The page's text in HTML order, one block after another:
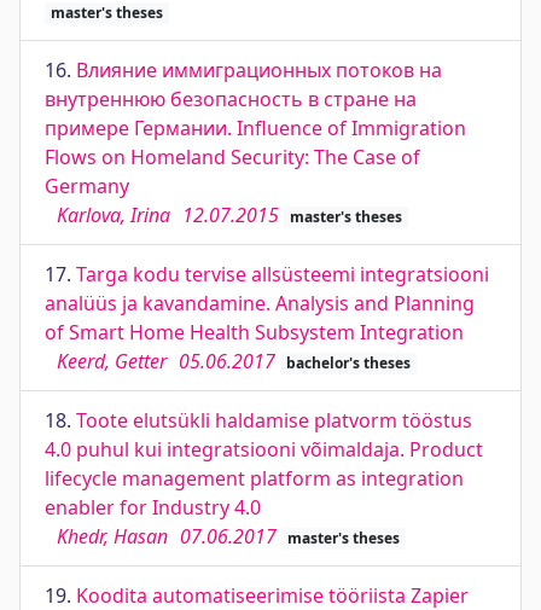
master's theses
16. Влияние иммиграционных потоков на
внутреннюю безопасность в стране на
примере Германии. Influence of Immigration
Flows on Homeland Security: The Case of
Germany
Karlova, Irina 12.07.2015 master's theses
17. Targa kodu tervise allsüsteemi integratsiooni
analüüs ja kavandamine. Analysis and Planning
of Smart Home Health Subsystem Integration
Keerd, Getter 05.06.2017 bachelor's theses
18. Toote elutsükli haldamise platvorm tööstus
4.0 puhul kui integratsiooni võimaldaja. Product
lifecycle management platform as integration
enabler for Industry 4.0
Khedr, Hasan 07.06.2017 master's theses
19. Koodita automatiseerimise tööriista Zapier